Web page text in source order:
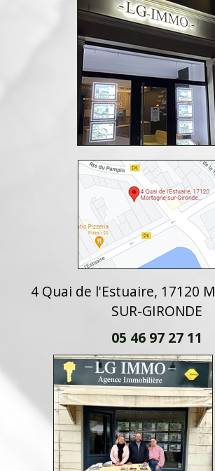
4 Quai de l'Estuaire, 17120
SUR-GIRONDE
05 46 97 27 11